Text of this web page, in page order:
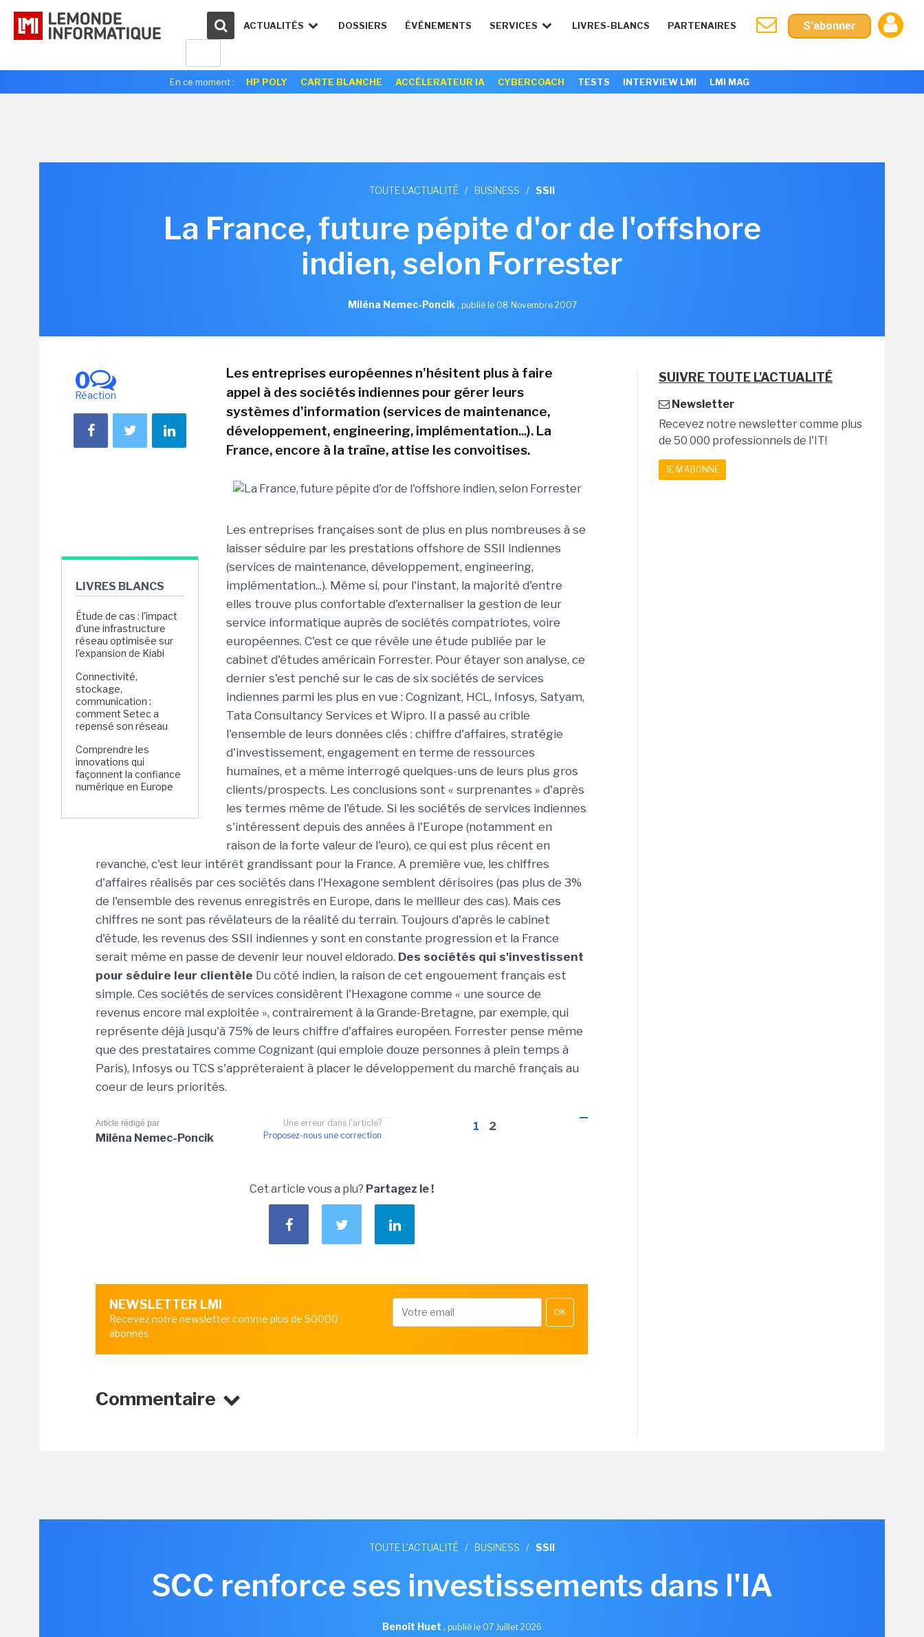
ACTUALITÉS DOSSIERS ÉVÉNEMENTS SERVICES LIVRES-BLANCS PARTENAIRES S'abonner
En ce moment : HP POLY CARTE BLANCHE ACCÉLERATEUR IA CYBERCOACH TESTS INTERVIEW LMI LMI MAG
TOUTE L'ACTUALITÉ / BUSINESS / SSII
La France, future pépite d'or de l'offshore
indien, selon Forrester
Miléna Nemec-Poncik , publié le 08 Novembre 2007
0
Réaction
LIVRES BLANCS
Étude de cas : l'impact
d'une infrastructure
réseau optimisée sur
l'expansion de Kiabi
Connectivité,
stockage,
communication :
comment Setec a
repensé son réseau
Comprendre les
innovations qui
façonnent la confiance
numérique en Europe
Les entreprises européennes n'hésitent plus à faire
appel à des sociétés indiennes pour gérer leurs
systèmes d'information (services de maintenance,
développement, engineering, implémentation...). La
France, encore à la traîne, attise les convoitises.
Les entreprises françaises sont de plus en plus nombreuses à se
laisser séduire par les prestations offshore de SSII indiennes
(services de maintenance, développement, engineering,
implémentation...). Même si, pour l'instant, la majorité d'entre
elles trouve plus confortable d'externaliser la gestion de leur
service informatique auprès de sociétés compatriotes, voire
européennes. C'est ce que révèle une étude publiée par le
cabinet d'études américain Forrester. Pour étayer son analyse, ce
dernier s'est penché sur le cas de six sociétés de services
indiennes parmi les plus en vue : Cognizant, HCL, Infosys, Satyam,
Tata Consultancy Services et Wipro. Il a passé au crible
l'ensemble de leurs données clés : chiffre d'affaires, stratégie
d'investissement, engagement en terme de ressources
humaines, et a même interrogé quelques-uns de leurs plus gros
clients/prospects. Les conclusions sont « surprenantes » d'après
les termes même de l'étude. Si les sociétés de services indiennes
s'intéressent depuis des années à l'Europe (notamment en
raison de la forte valeur de l'euro), ce qui est plus récent en
revanche, c'est leur intérêt grandissant pour la France. A première vue, les chiffres
d'affaires réalisés par ces sociétés dans l'Hexagone semblent dérisoires (pas plus de 3%
de l'ensemble des revenus enregistrés en Europe, dans le meilleur des cas). Mais ces
chiffres ne sont pas révélateurs de la réalité du terrain. Toujours d'après le cabinet
d'étude, les revenus des SSII indiennes y sont en constante progression et la France
serait même en passe de devenir leur nouvel eldorado. Des sociétés qui s'investissent
pour séduire leur clientèle Du côté indien, la raison de cet engouement français est
simple. Ces sociétés de services considèrent l'Hexagone comme « une source de
revenus encore mal exploitée », contrairement à la Grande-Bretagne, par exemple, qui
représente déjà jusqu'à 75% de leurs chiffre d'affaires européen. Forrester pense même
que des prestataires comme Cognizant (qui emploie douze personnes à plein temps à
Paris), Infosys ou TCS s'apprêteraient à placer le développement du marché français au
coeur de leurs priorités.
1 2
Une erreur dans l'article?
Proposez-nous une correction
Article rédigé par
Miléna Nemec-Poncik
Cet article vous a plu? Partagez le !
NEWSLETTER LMI
Recevez notre newsletter comme plus de 50000
abonnés
OK
Commentaire
SUIVRE TOUTE L'ACTUALITÉ
Newsletter
Recevez notre newsletter comme plus
de 50 000 professionnels de l'IT!
JE M'ABONNE
TOUTE L'ACTUALITÉ / BUSINESS / SSII
SCC renforce ses investissements dans l'IA
Benoît Huet , publié le 07 Juillet 2026